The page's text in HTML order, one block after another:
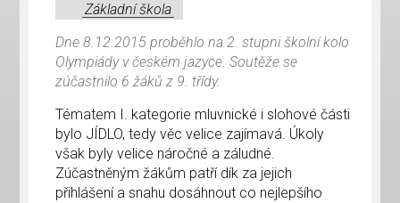
Základní škola
Dne 8.12.2015 proběhlo na 2. stupni školní kolo
Olympiády v českém jazyce. Soutěže se
zúčastnilo 6 žáků z 9. třídy.
Tématem I. kategorie mluvnické i slohové části
bylo JÍDLO, tedy věc velice zajímavá. Úkoly
však byly velice náročné a záludné.
Zúčastněným žákům patří dík za jejich
přihlášení a snahu dosáhnout co nejlepšího